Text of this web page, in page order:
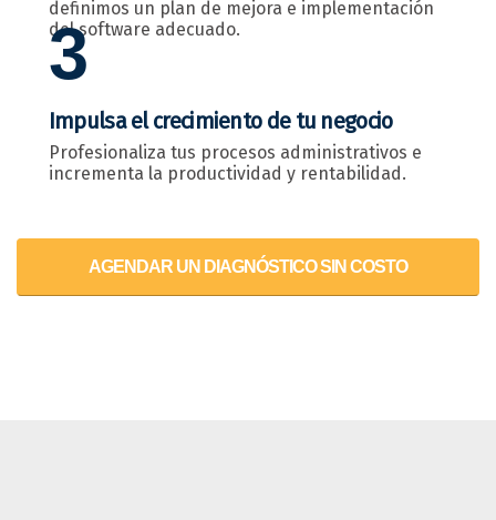
definimos un plan de mejora e implementación
del software adecuado.
3
Impulsa el crecimiento de tu negocio
Profesionaliza tus procesos administrativos e
incrementa la productividad y rentabilidad.
AGENDAR UN DIAGNÓSTICO SIN COSTO